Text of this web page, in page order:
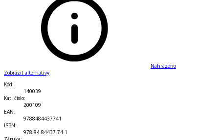
Nahrazeno
Zobrazit alternativy
Kód:
140039
Kat. číslo:
200109
EAN:
9788484437741
ISBN:
978-84-84437-74-1